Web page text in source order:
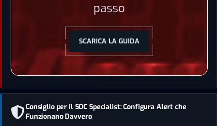
passo
SCARICA LA GUIDA
Consiglio per il SOC Specialist: Configura Alert che
Funzionano Davvero